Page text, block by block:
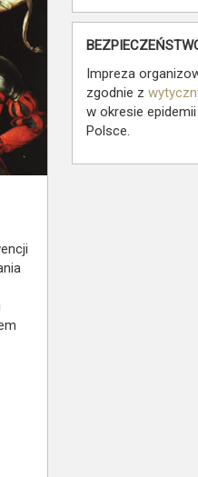
Impreza
zgodnie z
w okresie
Polsce.